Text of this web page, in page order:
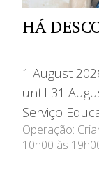
HÁ
1 August
until 31
Serviço
Operação:
10h00 às